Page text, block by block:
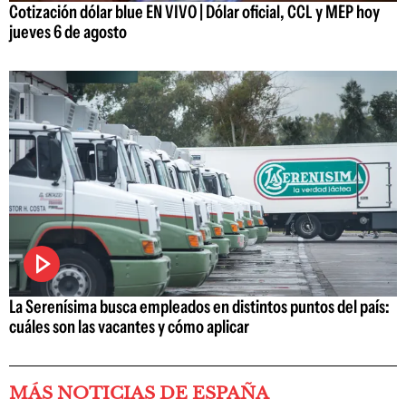
Cotización dólar blue EN VIVO | Dólar oficial, CCL y MEP hoy
jueves 6 de agosto
La Serenísima busca empleados en distintos puntos del país:
cuáles son las vacantes y cómo aplicar
MÁS NOTICIAS DE ESPAÑA